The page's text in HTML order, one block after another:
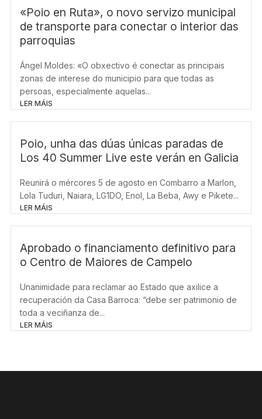
«Poio en Ruta», o novo servizo municipal
de transporte para conectar o interior das
parroquias
Ángel Moldes: «O obxectivo é conectar as principais
zonas de interese do municipio para que todas as
persoas, especialmente aquelas...
LER MÁIS
Poio, unha das dúas únicas paradas de
Los 40 Summer Live este verán en Galicia
Reunirá o mércores 5 de agosto en Combarro a Marlon,
Lola Tuduri, Naiara, LG1DO, Enol, La Beba, Awy e Pikete...
LER MÁIS
Aprobado o financiamento definitivo para
o Centro de Maiores de Campelo
Unanimidade para reclamar ao Estado que axilice a
recuperación da Casa Barroca: “debe ser patrimonio de
toda a veciñanza de...
LER MÁIS